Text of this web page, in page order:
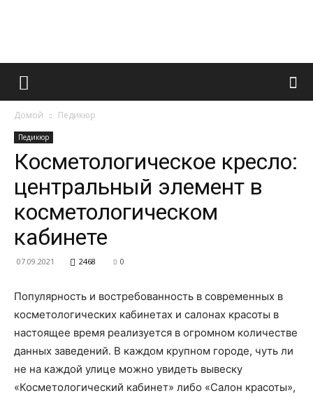
Французский
и
о
нем
Домой Педикюр
Педикюр
Косметологическое кресло:
центральный элемент в
косметологическом
кабинете
07.09.2021 2468 0
Популярность и востребованность в современных в
косметологических кабинетах и салонах красоты в
настоящее время реализуется в огромном количестве
данных заведений. В каждом крупном городе, чуть ли
не на каждой улице можно увидеть вывеску
«Косметологический кабинет» либо «Салон красоты»,